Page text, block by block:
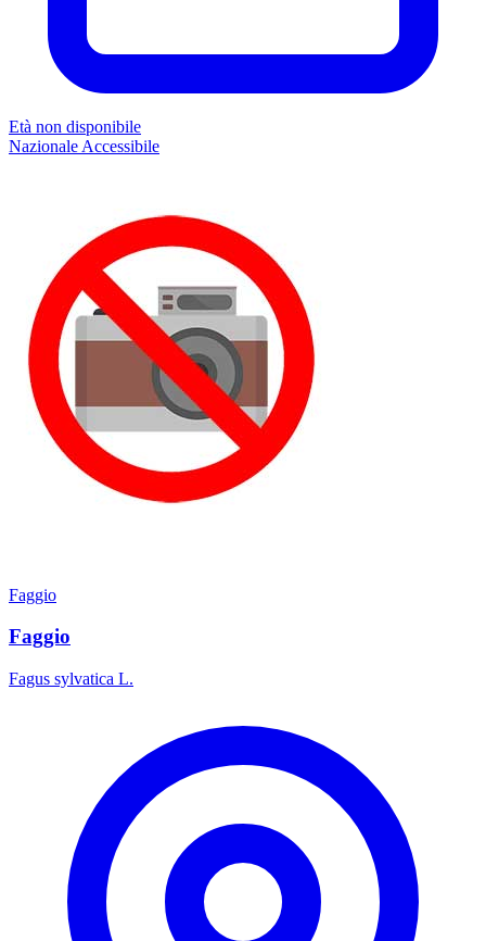
Età non disponibile
Nazionale Accessibile
Faggio
Faggio
Fagus sylvatica L.